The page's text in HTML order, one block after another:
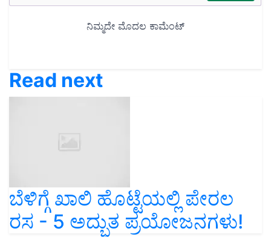
Read next
ಬೆಳಿಗ್ಗೆ ಖಾಲಿ ಹೊಟ್ಟೆಯಲ್ಲಿ ಪೇರಲ
ರಸ - 5 ಅದ್ಭುತ ಪ್ರಯೋಜನಗಳು!